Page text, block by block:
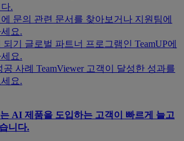
.
문의 관련 문서를 찾아보거나 지원팀에
요.
기
글로벌 파트너 프로그램인 TeamUP에
요.
공 사례 TeamViewer 고객이 달성한 성과를
요.
AI 제품을 도입하는 고객이 빠르게 늘고
니다.